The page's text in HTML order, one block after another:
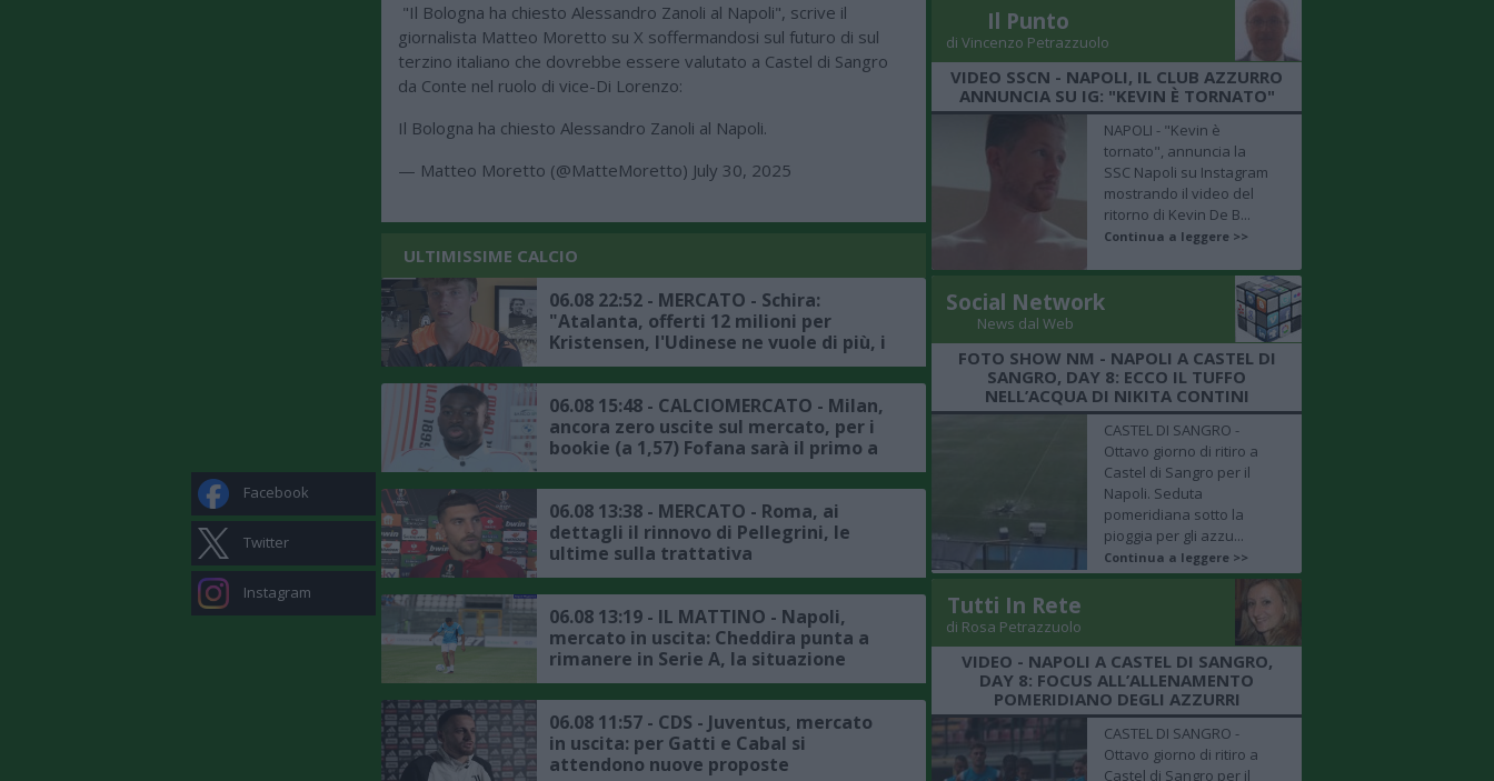
Facebook
Twitter
Instagram
"Il Bologna ha chiesto Alessandro Zanoli al Napoli", scrive il
giornalista Matteo Moretto su X soffermandosi sul futuro di sul
terzino italiano che dovrebbe essere valutato a Castel di Sangro
da Conte nel ruolo di vice-Di Lorenzo:
Il Bologna ha chiesto Alessandro Zanoli al Napoli.
— Matteo Moretto (@MatteMoretto) July 30, 2025
ULTIMISSIME CALCIO
06.08 22:52 - MERCATO - Schira:
"Atalanta, offerti 12 milioni per
Kristensen, l'Udinese ne vuole di più, i
dettagli"
06.08 15:48 - CALCIOMERCATO - Milan,
ancora zero uscite sul mercato, per i
bookie (a 1,57) Fofana sarà il primo a
salutare
06.08 13:38 - MERCATO - Roma, ai
dettagli il rinnovo di Pellegrini, le
ultime sulla trattativa
06.08 13:19 - IL MATTINO - Napoli,
mercato in uscita: Cheddira punta a
rimanere in Serie A, la situazione
06.08 11:57 - CDS - Juventus, mercato
in uscita: per Gatti e Cabal si
attendono nuove proposte
Il Punto
di Vincenzo Petrazzuolo
VIDEO SSCN - NAPOLI, IL CLUB AZZURRO
ANNUNCIA SU IG: "KEVIN È TORNATO"
NAPOLI - "Kevin è
tornato", annuncia la
SSC Napoli su Instagram
mostrando il video del
ritorno di Kevin De B...
Continua a leggere >>
Social Network
News dal Web
FOTO SHOW NM - NAPOLI A CASTEL DI
SANGRO, DAY 8: ECCO IL TUFFO
NELL’ACQUA DI NIKITA CONTINI
CASTEL DI SANGRO -
Ottavo giorno di ritiro a
Castel di Sangro per il
Napoli. Seduta
pomeridiana sotto la
pioggia per gli azzu...
Continua a leggere >>
Tutti In Rete
di Rosa Petrazzuolo
VIDEO - NAPOLI A CASTEL DI SANGRO,
DAY 8: FOCUS ALL’ALLENAMENTO
POMERIDIANO DEGLI AZZURRI
CASTEL DI SANGRO -
Ottavo giorno di ritiro a
Castel di Sangro per il